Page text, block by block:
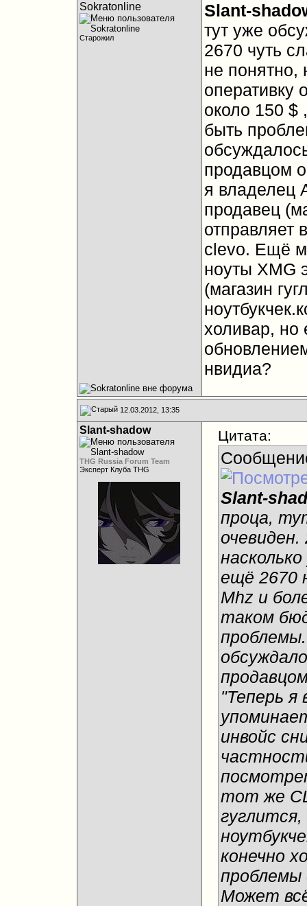
Sokratonline
Старожил
Slant-
тут уже
2670 чуть
не
оперативку
около 150 $
быть
продавцом
я владелец
продавец
отправляет
clevo. Ещё
ноуты XMG
(магазин
холивар, но
нвидиа?
12.03.2012, 13:35
Slant-shadow
THG Russia Forum Team
Эксперт Клуба THG
Цитата:
Slant-
проца,
ещё 2670
Mhz и
таком
"Теперь я
инвойс
тот же
конечно
проблемы
Может